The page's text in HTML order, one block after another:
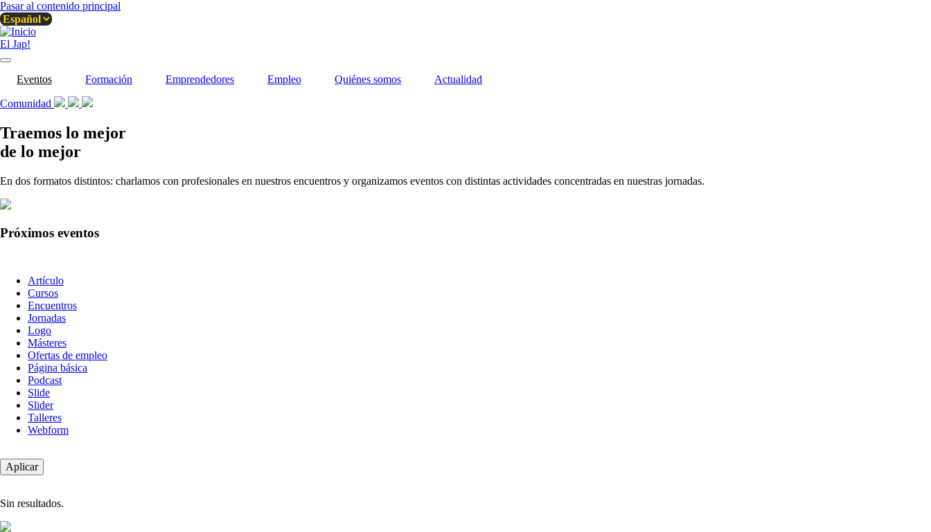
Pasar al contenido principal
El Jap!
Eventos Formación Emprendedores Empleo Quiénes somos Actualidad
Comunidad
Traemos lo mejor
de lo mejor
En dos formatos distintos: charlamos con profesionales en nuestros encuentros y organizamos eventos con distintas actividades concentradas en nuestras jornadas.
Próximos eventos
contenido
Artículo
Cursos
Encuentros
Jornadas
Logo
Másteres
Ofertas de empleo
Página básica
Podcast
Slide
Slider
Talleres
Webform
Sin resultados.